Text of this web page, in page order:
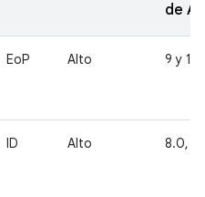
de
EoP Alto 9 y 10
ID Alto 8.0,